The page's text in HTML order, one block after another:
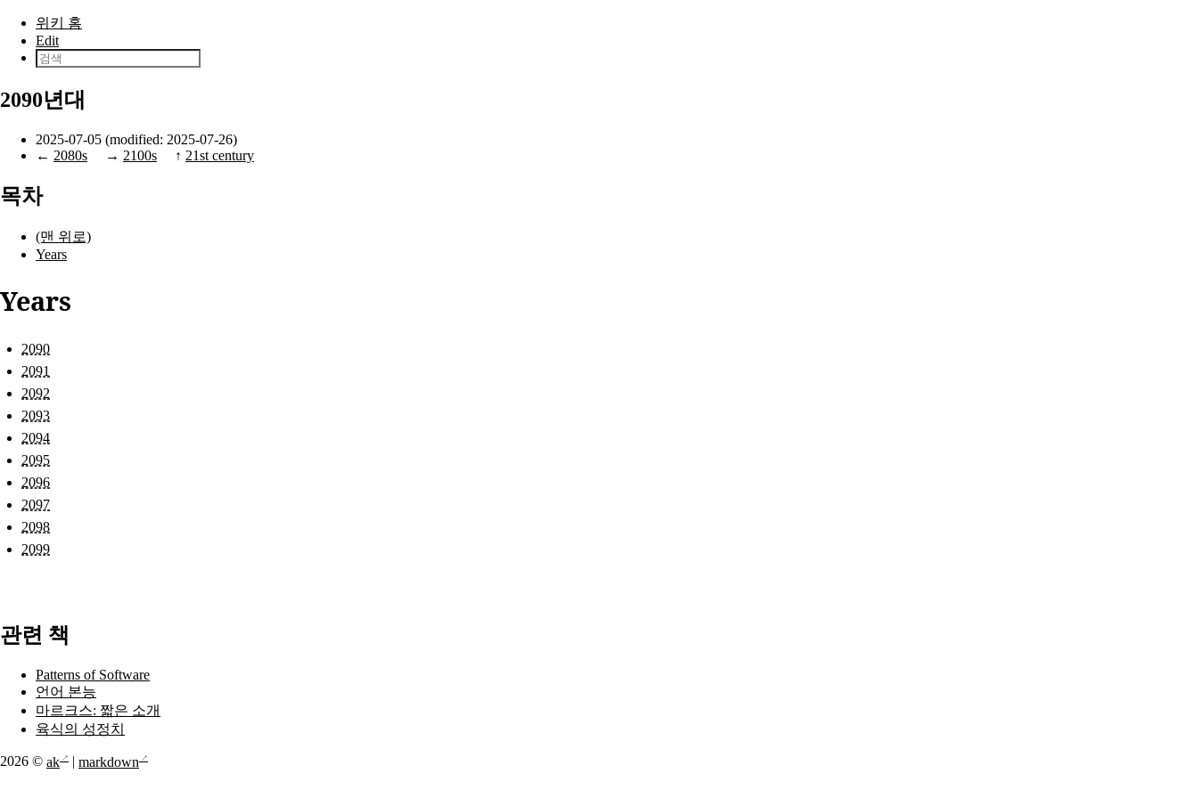
본문으로 건너뛰기
위키 홈
Edit
2090년대
2025-07-05 (modified: 2025-07-26)
← 2080s → 2100s ↑ 21st century
목차
(맨 위로)
Years
Years
2090
2091
2092
2093
2094
2095
2096
2097
2098
2099
관련 책
Patterns of Software
언어 본능
마르크스: 짧은 소개
육식의 성정치
2026 © ak markdown